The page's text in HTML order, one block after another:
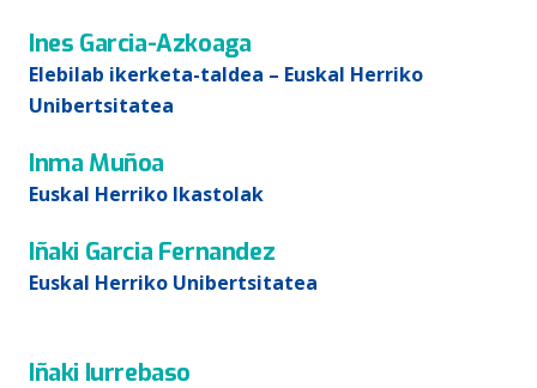
Ines Garcia-Azkoaga
Elebilab ikerketa-taldea – Euskal Herriko
Unibertsitatea
Inma Muñoa
Euskal Herriko Ikastolak
Iñaki Garcia Fernandez
Euskal Herriko Unibertsitatea
Iñaki Iurrebaso